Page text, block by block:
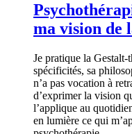
ma vision de
Je pratique la Gestalt-
spécificités, sa
n’a pas vocation à
d’exprimer la vision
l’applique au
en lumière ce qui